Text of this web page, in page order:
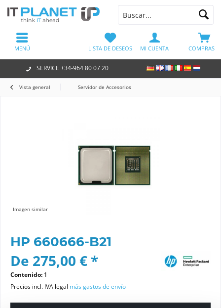
SERVICE +34-964 80 07 20
COMPRAS
LISTA DE DESEOS MI CUENTA
MENÚ
Vista general Servidor de Accesorios
Imagen similar
HP 660666-B21
De 275,00 € *
Contenido: 1
Precios incl. IVA legal más gastos de envío